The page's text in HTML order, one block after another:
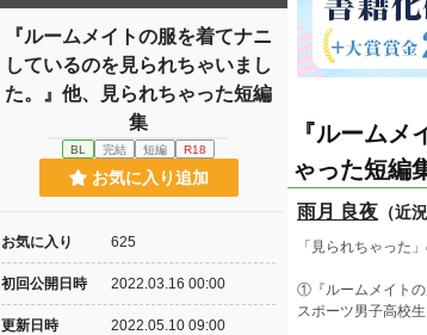
『ルーム
ゃった短編
雨月 良夜 （近
「見られちゃった
①『ルームメイトの
スポーツ男子高校
『ルームメイトの服を着てナニ
しているのを見られちゃいまし
た。』他、見られちゃった短編
集
BL 完結 短編 R18
お気に入り追加
お気に入り 625
初回公開日時 2022.03.16 00:00
更新日時 2022.05.10 09:00